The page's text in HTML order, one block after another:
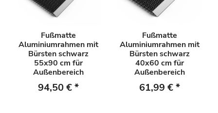
Fußmatte
Aluminiumrahmen mit
Bürsten schwarz
55x90 cm für
Außenbereich
94,50 €*
Fußmatte
Aluminiumrahmen mit
Bürsten schwarz
40x60 cm für
Außenbereich
61,99 €*